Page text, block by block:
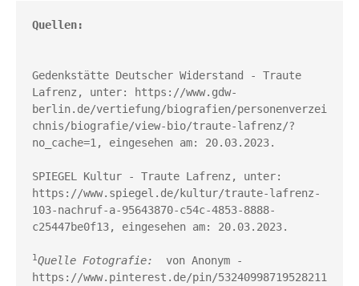
Quellen:
Gedenkstätte Deutscher Widerstand - Traute
Lafrenz, unter: https://www.gdw-
berlin.de/vertiefung/biografien/personenverzei
chnis/biografie/view-bio/traute-lafrenz/?
no_cache=1, eingesehen am: 20.03.2023.
SPIEGEL Kultur - Traute Lafrenz, unter:
https://www.spiegel.de/kultur/traute-lafrenz-
103-nachruf-a-95643870-c54c-4853-8888-
c25447be0f13, eingesehen am: 20.03.2023.
1Quelle Fotografie:
  von Anonym -
https://www.pinterest.de/pin/53240998719528211